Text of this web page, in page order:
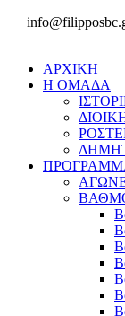
ΑΡΧΙΚΗ
Η ΟΜΑΔΑ